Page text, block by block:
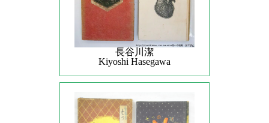
長谷川潔
Kiyoshi Hasegawa